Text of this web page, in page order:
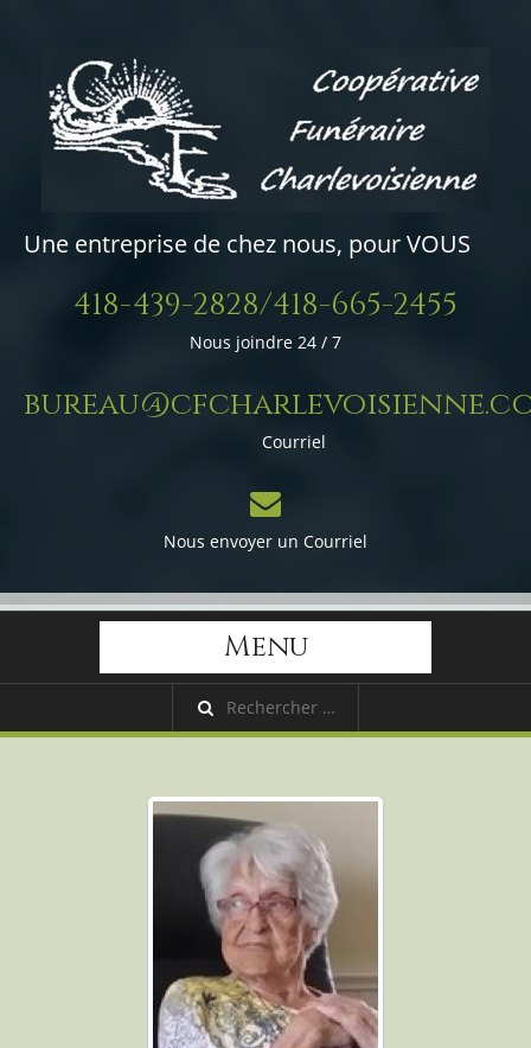
Une entreprise de chez nous, pour VOUS
418-439-2828/418-665-2455
Nous joindre 24 / 7
Courriel
Nous envoyer un Courriel
Menu